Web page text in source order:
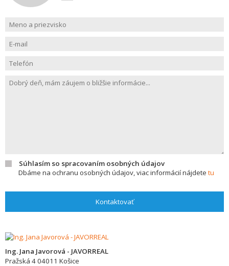
Súhlasím so spracovaním osobných údajov
Dbáme na ochranu osobných údajov, viac informácií nájdete tu
Kontaktovať
Ing. Jana Javorová - JAVORREAL
Pražská 404011 Košice